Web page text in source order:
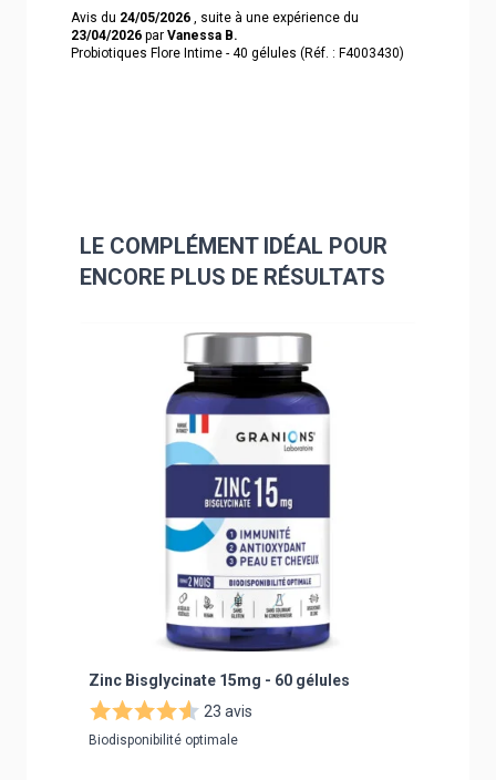
Avis du 24/05/2026 , suite à une expérience du
23/04/2026 par Vanessa B.
Probiotiques Flore Intime - 40 gélules (Réf. : F4003430)
LE COMPLÉMENT IDÉAL POUR
ENCORE PLUS DE RÉSULTATS
Navigating through the elements of the carousel is
Press to skip carousel
Press to go to carousel navigation
Zinc Bisglycinate 15mg - 60 gélules
23 avis
Biodisponibilité optimale